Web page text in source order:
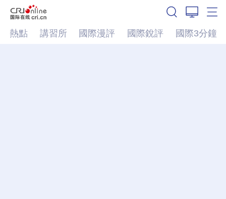
熱點 講習所 國際漫評 國際銳評 國際3分鐘